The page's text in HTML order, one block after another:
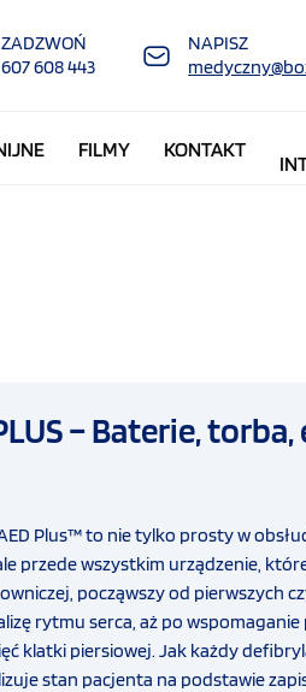
ZADZWOŃ
607 608 443
NAPISZ
FILMY KONTAKT
– Baterie,
Plus™ to nie tylko prosty w
przede wszystkim urządzenie,
począwszy od pierwszych
rytmu serca, aż po
klatki piersiowej. Jak każdy
stan pacjenta na podstawie